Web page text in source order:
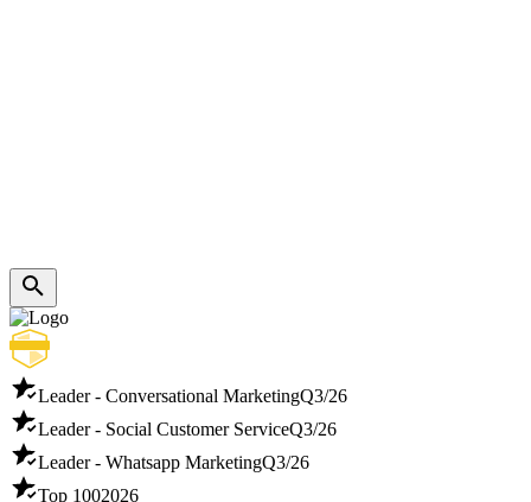
Leader - Conversational MarketingQ3/26
Leader - Social Customer ServiceQ3/26
Leader - Whatsapp MarketingQ3/26
Top 1002026